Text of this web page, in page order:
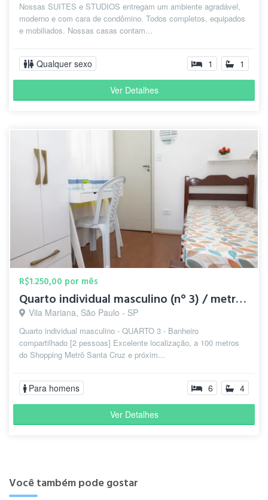
Nossas SUITES e STUDIOS entregam um ambiente agradável,
moderno e com cara de condômino. Todos completos, equipados
e mobiliados. Nossas casas contam...
Qualquer sexo 1 1
Ver Detalhes
R$1.250,00 por mês
Quarto individual masculino (n° 3) / metrô Santa Cruz
Vila Mariana, São Paulo - SP
Quarto individual masculino - QUARTO 3 - Banheiro
compartilhado [2 pessoas] Excelente localização, a 100 metros
do Shopping Metrô Santa Cruz e próxim...
Para homens 6 4
Ver Detalhes
Você também pode gostar